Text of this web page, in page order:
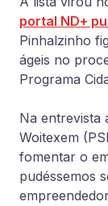
portal ND+
Pinhalzinho
ágeis no
Programa
Na entrevista
Woitexem
fomentar o
pudéssemos